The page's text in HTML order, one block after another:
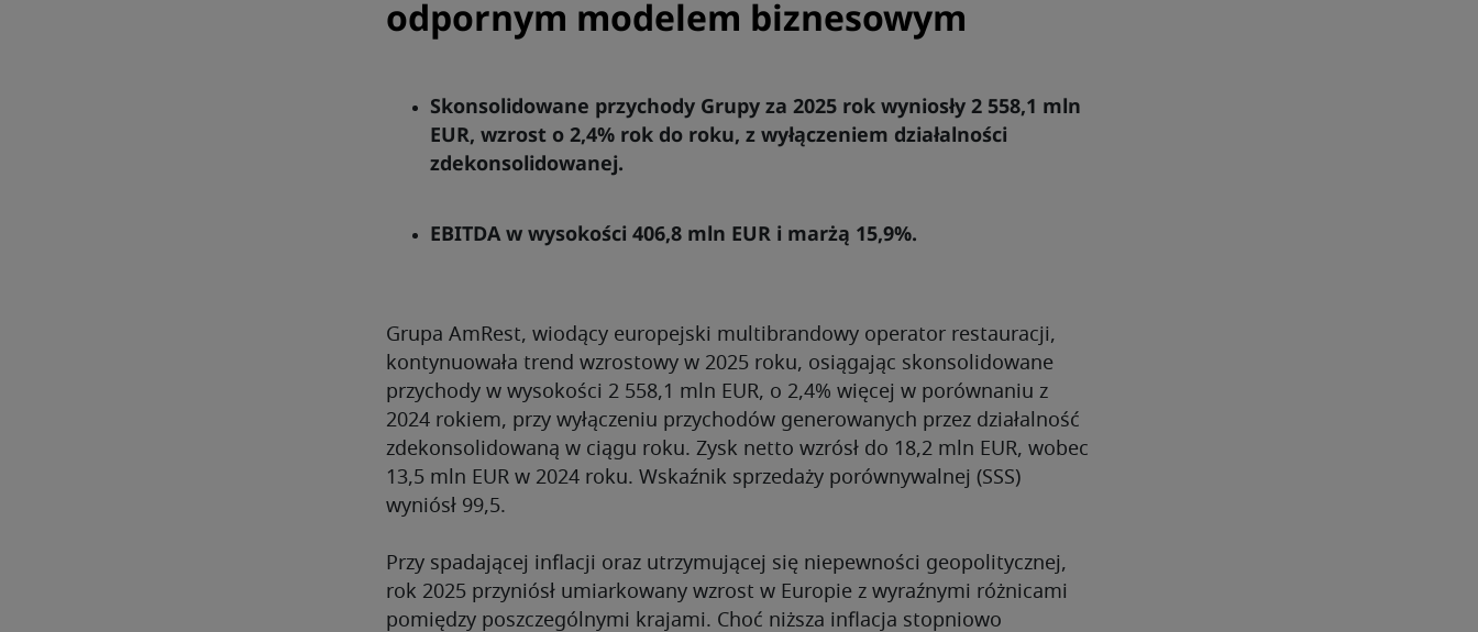
odpornym modelem biznesowym
Skonsolidowane przychody Grupy za 2025 rok wyniosły 2 558,1 mln
EUR, wzrost o 2,4% rok do roku, z wyłączeniem działalności
zdekonsolidowanej.
EBITDA w wysokości 406,8 mln EUR i marżą 15,9%.
Grupa AmRest, wiodący europejski multibrandowy operator restauracji,
kontynuowała trend wzrostowy w 2025 roku, osiągając skonsolidowane
przychody w wysokości 2 558,1 mln EUR, o 2,4% więcej w porównaniu z
2024 rokiem, przy wyłączeniu przychodów generowanych przez działalność
zdekonsolidowaną w ciągu roku. Zysk netto wzrósł do 18,2 mln EUR, wobec
13,5 mln EUR w 2024 roku. Wskaźnik sprzedaży porównywalnej (SSS)
wyniósł 99,5.
Przy spadającej inflacji oraz utrzymującej się niepewności geopolitycznej,
rok 2025 przyniósł umiarkowany wzrost w Europie z wyraźnymi różnicami
pomiędzy poszczególnymi krajami. Choć niższa inflacja stopniowo